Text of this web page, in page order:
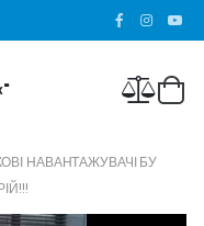
НАВАНТАЖУВАЧІ БУ